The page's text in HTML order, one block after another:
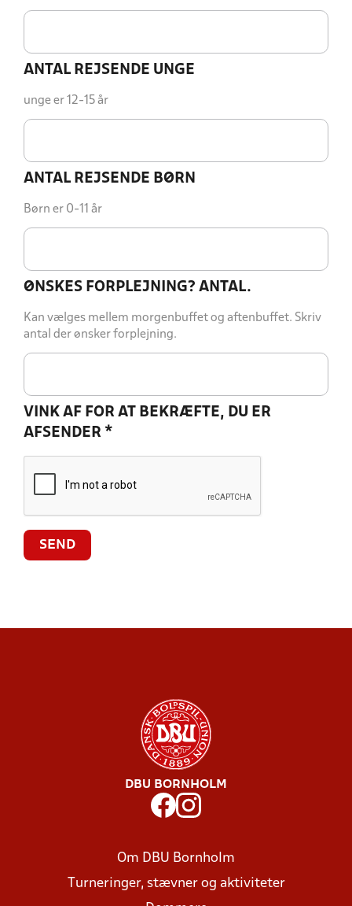
ANTAL REJSENDE UNGE
unge er 12-15 år
ANTAL REJSENDE BØRN
Børn er 0-11 år
ØNSKES FORPLEJNING? ANTAL.
Kan vælges mellem morgenbuffet og aftenbuffet. Skriv
antal der ønsker forplejning.
VINK AF FOR AT BEKRÆFTE, DU ER
AFSENDER *
DBU BORNHOLM
Om DBU Bornholm
Turneringer, stævner og aktiviteter